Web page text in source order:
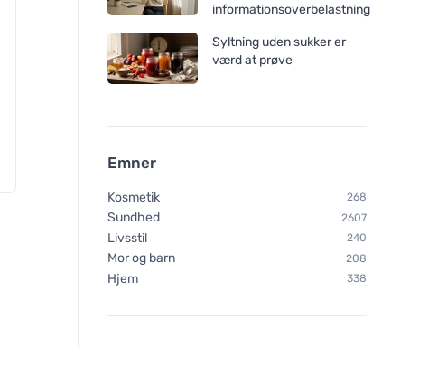
Ecologique by Gulvklude
Ecologique af
informationsoverbelastning
Syltning uden sukker er
værd at prøve
Emner
Kosmetik 268
Sundhed 2607
Livsstil 240
Mor og barn 208
Hjem 338